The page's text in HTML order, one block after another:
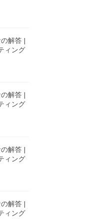
解答 |
ィング
解答 |
ィング
解答 |
ィング
解答 |
ィング